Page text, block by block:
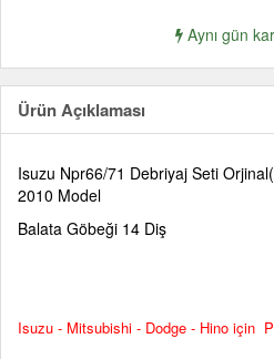
Aynı gün
Ürün Açıklaması
Isuzu Npr66/71 Debriyaj Seti
2010 Model
Balata Göbeği 14 Diş
Isuzu - Mitsubishi - Dodge - Hino için